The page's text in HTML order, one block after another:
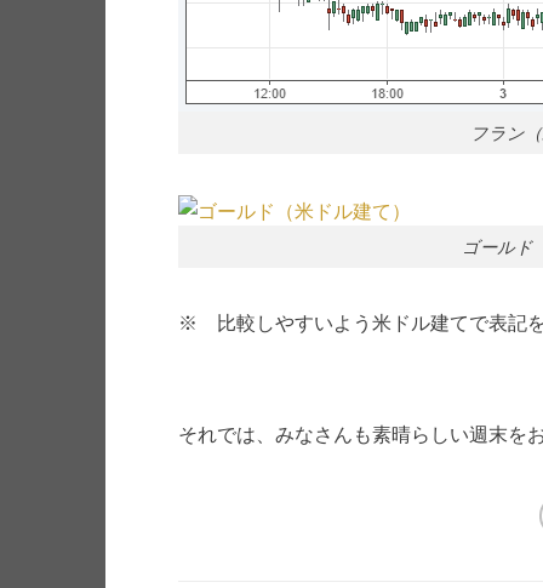
フラン
ゴールド
※ 比較しやすいよう米ドル建てで表記
それでは、みなさんも素晴らしい週末を